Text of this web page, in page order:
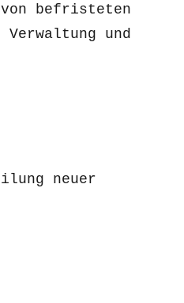
von befristeten
und
neuer